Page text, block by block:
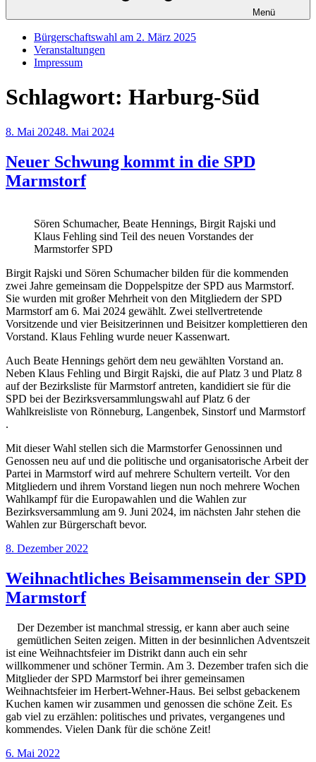
Menü
Bürgerschaftswahl am 2. März 2025
Veranstaltungen
Impressum
Schlagwort: Harburg-Süd
Veröffentlicht
8. Mai 20248. Mai 2024
Neuer Schwung kommt in die SPD
Marmstorf
Sören Schumacher, Beate Hennings, Birgit Rajski und
Klaus Fehling sind Teil des neuen Vorstandes der
Marmstorfer SPD
Birgit Rajski und Sören Schumacher bilden für die kommenden
zwei Jahre gemeinsam die Doppelspitze der SPD aus Marmstorf.
Sie wurden mit großer Mehrheit von den Mitgliedern der SPD
Marmstorf am 6. Mai 2024 gewählt. Zwei stellvertretende
Vorsitzende und vier Beisitzerinnen und Beisitzer komplettieren den
Vorstand. Klaus Fehling wurde neuer Kassenwart.
Auch Beate Hennings gehört dem neu gewählten Vorstand an.
Neben Klaus Fehling und Birgit Rajski, die auf Platz 3 und Platz 8
auf der Bezirksliste für Marmstorf antreten, kandidiert sie für die
SPD bei der Bezirksversammlungswahl auf Platz 6 der
Wahlkreisliste von Rönneburg, Langenbek, Sinstorf und Marmstorf
.
Mit dieser Wahl stellen sich die Marmstorfer Genossinnen und
Genossen neu auf und die politische und organisatorische Arbeit der
Partei in Marmstorf wird auf mehrere Schultern verteilt. Vor den
Mitgliedern und ihrem Vorstand liegen nun noch mehrere Wochen
Wahlkampf für die Europawahlen und die Wahlen zur
Bezirksversammlung am 9. Juni 2024, im nächsten Jahr stehen die
Wahlen zur Bürgerschaft bevor.
Veröffentlicht
8. Dezember 2022
Weihnachtliches Beisammensein der SPD
Marmstorf
Der Dezember ist manchmal stressig, er kann aber auch seine
gemütlichen Seiten zeigen. Mitten in der besinnlichen Adventszeit
ist eine Weihnachtsfeier im Distrikt dann auch ein sehr
willkommener und schöner Termin. Am 3. Dezember trafen sich die
Mitglieder der SPD Marmstorf bei ihrer gemeinsamen
Weihnachtsfeier im Herbert-Wehner-Haus. Bei selbst gebackenem
Kuchen kamen wir zusammen und genossen die schöne Zeit. Es
gab viel zu erzählen: politisches und privates, vergangenes und
kommendes. Vielen Dank für die schöne Zeit!
Veröffentlicht
6. Mai 2022